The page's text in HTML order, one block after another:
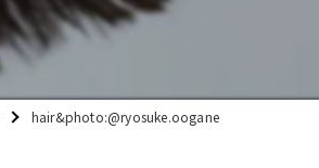
hair&photo:@ryosuke.oogane